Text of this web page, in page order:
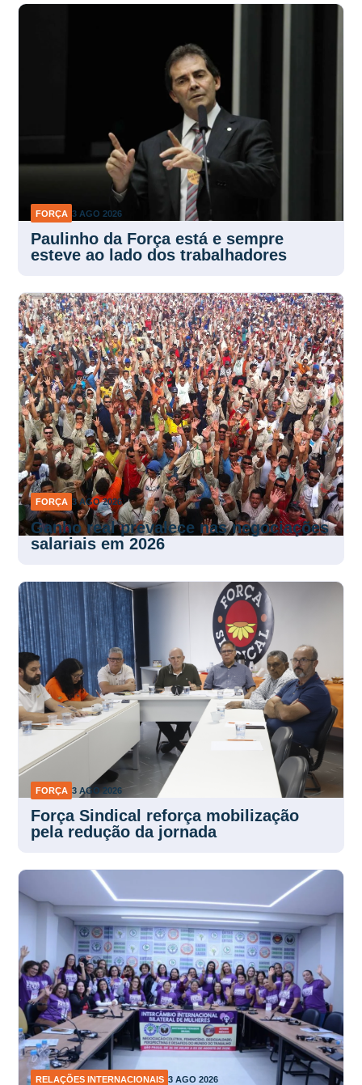
FORÇA 3 AGO 2026
Paulinho da Força está e sempre
esteve ao lado dos trabalhadores
FORÇA 3 AGO 2026
Ganho real prevalece nas negociações
salariais em 2026
FORÇA 3 AGO 2026
Força Sindical reforça mobilização
pela redução da jornada
RELAÇÕES INTERNACIONAIS 3 AGO 2026